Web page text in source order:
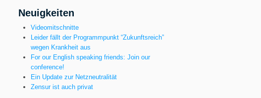
Neuigkeiten
Videomitschnitte
Leider fällt der Programmpunkt “Zukunftsreich”
wegen Krankheit aus
For our English speaking friends: Join our
conference!
Ein Update zur Netzneutralität
Zensur ist auch privat